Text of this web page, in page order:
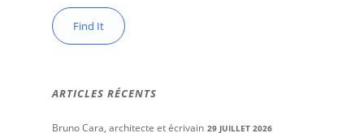
ARTICLES RÉCENTS
Bruno Cara, architecte et écrivain 29 JUILLET 2026